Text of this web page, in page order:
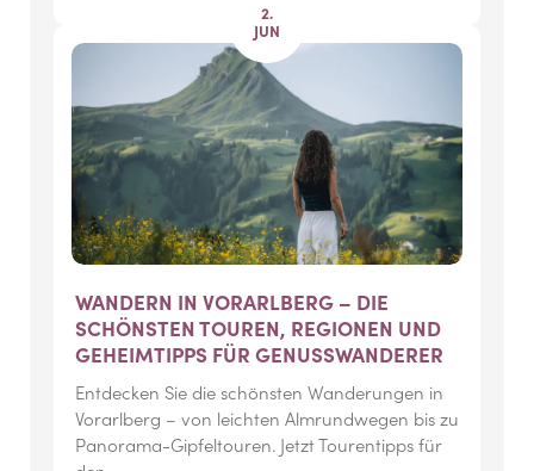
2.
JUN
WANDERN IN VORARLBERG – DIE
SCHÖNSTEN TOUREN, REGIONEN UND
GEHEIMTIPPS FÜR GENUSSWANDERER
Entdecken Sie die schönsten Wanderungen in
Vorarlberg – von leichten Almrundwegen bis zu
Panorama-Gipfeltouren. Jetzt Tourentipps für